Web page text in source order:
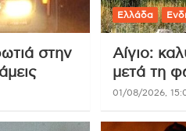
στην
Ελλάδα
Αίγιο:
μετά τη
01/08/2026,